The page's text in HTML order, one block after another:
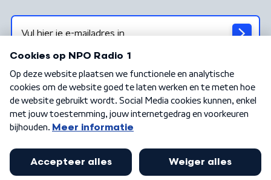
Algemene voorwaarden